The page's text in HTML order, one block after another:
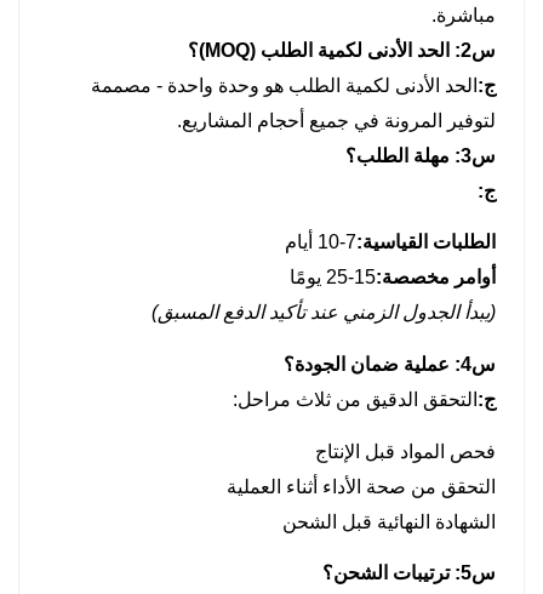
مباشرة.
س2: الحد الأدنى لكمية الطلب (MOQ)؟
ج: الحد الأدنى لكمية الطلب هو وحدة واحدة - مصممة
لتوفير المرونة في جميع أحجام المشاريع.
س3: مهلة الطلب؟
ج:
الطلبات القياسية:7-10 أيام
أوامر مخصصة:15-25 يومًا
(يبدأ الجدول الزمني عند تأكيد الدفع المسبق)
س4: عملية ضمان الجودة؟
ج: التحقق الدقيق من ثلاث مراحل:
فحص المواد قبل الإنتاج
التحقق من صحة الأداء أثناء العملية
الشهادة النهائية قبل الشحن
س5: ترتيبات الشحن؟